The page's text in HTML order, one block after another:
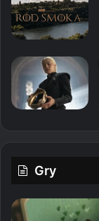
Gry